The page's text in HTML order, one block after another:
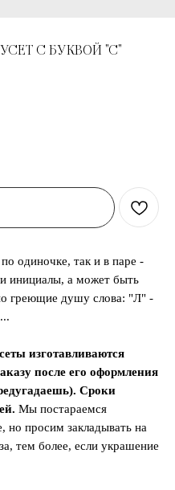
С БУКВОЙ "С"
одиночке, так и в паре -
инициалы, а может быть
греющие душу слова: "Л" -
изготавливаются
после его оформления
Сроки
Мы постараемся
но просим закладывать на
тем более, если украшение